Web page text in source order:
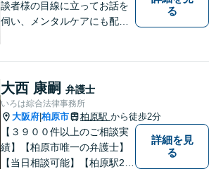
談者様の目線に立ってお話を
伺い、メンタルケアにも配慮
策をご提案【LINE利用可】
【平日夜間、土日祝日、応相
談】
る
大西 康嗣 弁護士
いろは綜合法律事務所
大阪府 柏原市 柏原駅 から徒歩2分
【３９００件以上のご相談実
績】【柏原市唯一の弁護士】
【当日相談可能】【柏原駅2
詳細を見
る